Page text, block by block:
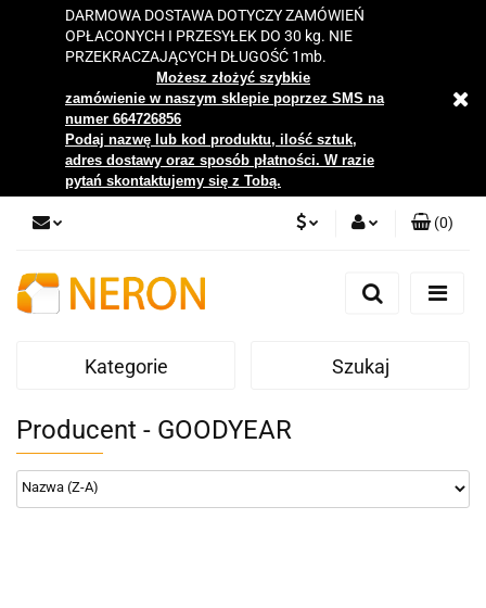
DARMOWA DOSTAWA DOTYCZY ZAMÓWIEŃ
OPŁACONYCH I PRZESYŁEK DO 30 kg. NIE
PRZEKRACZAJĄCYCH DŁUGOŚĆ 1mb.
Możesz złożyć szybkie
zamówienie w naszym sklepie poprzez SMS na
numer 664726856
Podaj nazwę lub kod produktu, ilość sztuk,
adres dostawy oraz sposób płatności. W razie
pytań skontaktujemy się z Tobą.
Zaloguj się
Zgody cookies
(0)
Kategorie Szukaj
Producent - GOODYEAR